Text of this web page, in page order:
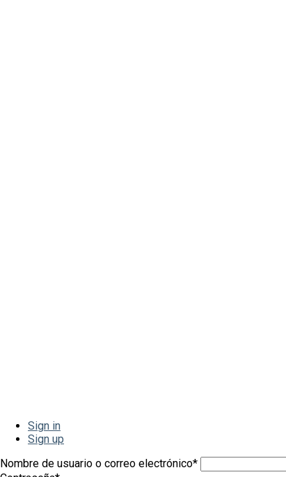
Sign in
Sign up
Nombre de usuario o correo electrónico*